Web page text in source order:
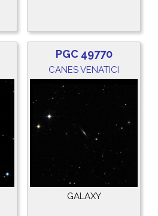
PGC 49770
CANES VENATICI
GALAXY